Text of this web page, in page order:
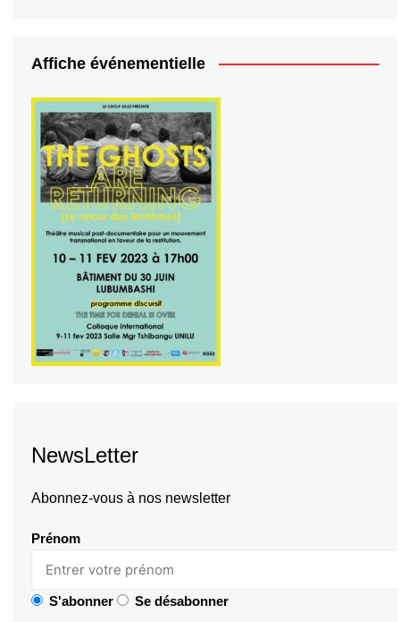
Affiche événementielle
NewsLetter
Abonnez-vous à nos newsletter
Prénom
S'abonner Se désabonner